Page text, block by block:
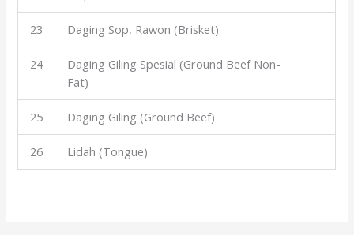
23 Daging Sop, Rawon (Brisket)
24
Daging Giling Spesial (Ground Beef Non-
Fat)
25 Daging Giling (Ground Beef)
26 Lidah (Tongue)